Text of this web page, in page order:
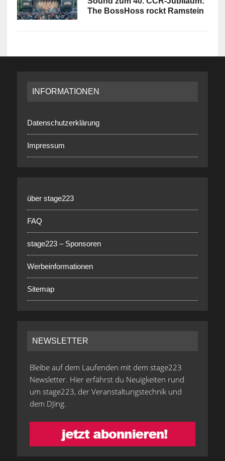
The BossHoss rockt Ramstein
INFORMATIONEN
Datenschutzerklärung
Impressum
über stage223
FAQ
stage223 – Sponsoren
Werbeinformationen
Sitemap
NEWSLETTER
Bleibe auf dem Laufenden mit dem stage223
Newsletter. Hier erfährst du Neuigkeiten rund
um stage223, der Veranstaltungstechnik und
dem DJing.